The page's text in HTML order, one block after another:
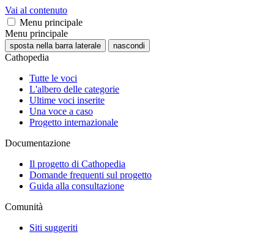
Vai al contenuto
Menu principale
Menu principale
sposta nella barra laterale nascondi
Cathopedia
Tutte le voci
L'albero delle categorie
Ultime voci inserite
Una voce a caso
Progetto internazionale
Documentazione
Il progetto di Cathopedia
Domande frequenti sul progetto
Guida alla consultazione
Comunità
Siti suggeriti